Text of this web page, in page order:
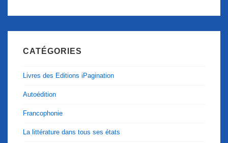
CATÉGORIES
Livres des Editions iPagination
Autoédition
Francophonie
La littérature dans tous ses états